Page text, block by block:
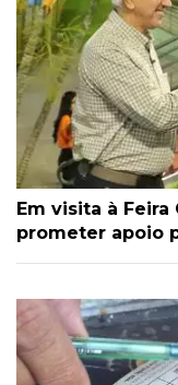
Em visita à
prometer apoio